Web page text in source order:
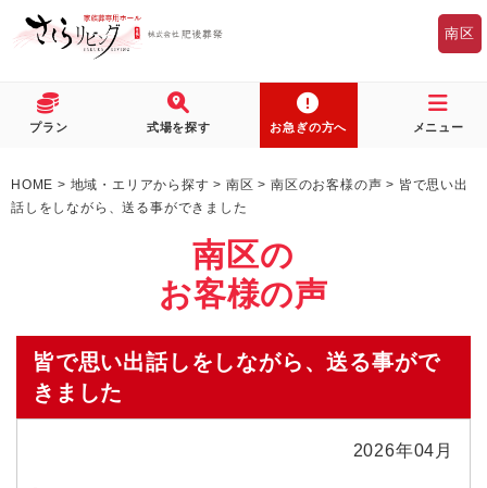
南区
プラン 式場を探す お急ぎの方へ メニュー
HOME > 地域・エリアから探す >南区 >南区のお客様の声 > 皆で思い出
話しをしながら、送る事ができました
南区の
お客様の声
皆で思い出話しをしながら、送る事がで
きました
2026年04月